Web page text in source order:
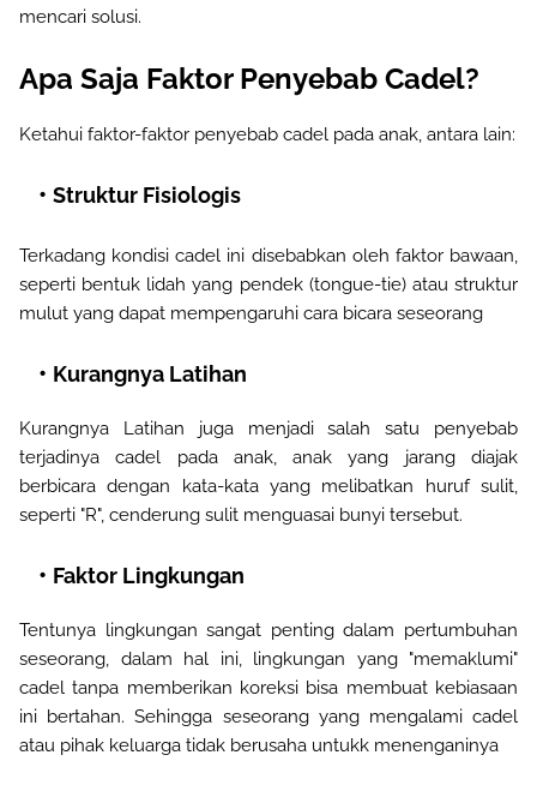
mencari solusi.
Apa Saja Faktor Penyebab Cadel?
Ketahui faktor-faktor penyebab cadel pada anak, antara lain:
Struktur Fisiologis
Terkadang kondisi cadel ini disebabkan oleh faktor bawaan,
seperti bentuk lidah yang pendek (tongue-tie) atau struktur
mulut yang dapat mempengaruhi cara bicara seseorang
Kurangnya Latihan
Kurangnya Latihan juga menjadi salah satu penyebab
terjadinya cadel pada anak, anak yang jarang diajak
berbicara dengan kata-kata yang melibatkan huruf sulit,
seperti "R", cenderung sulit menguasai bunyi tersebut.
Faktor Lingkungan
Tentunya lingkungan sangat penting dalam pertumbuhan
seseorang, dalam hal ini, lingkungan yang "memaklumi"
cadel tanpa memberikan koreksi bisa membuat kebiasaan
ini bertahan. Sehingga seseorang yang mengalami cadel
atau pihak keluarga tidak berusaha untukk menenganinya